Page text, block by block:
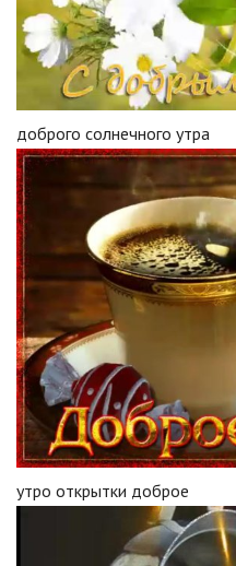
доброго солнечного утра
утро открытки доброе